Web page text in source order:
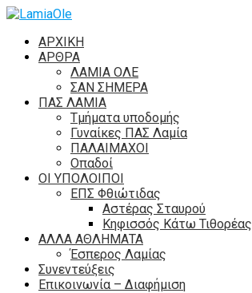
ΑΡΧΙΚΗ
ΑΡΘΡΑ
ΛΑΜΙΑ ΟΛΕ
ΣΑΝ ΣΗΜΕΡΑ
ΠΑΣ ΛΑΜΙΑ
Τμήματα υποδομής
Γυναίκες ΠΑΣ Λαμία
ΠΑΛΑΙΜΑΧΟΙ
Οπαδοί
ΟΙ ΥΠΟΛΟΙΠΟΙ
ΕΠΣ Φθιώτιδας
Αστέρας Σταυρού
Κηφισσός Κάτω Τιθορέας
ΑΛΛΑ ΑΘΛΗΜΑΤΑ
Έσπερος Λαμίας
Συνεντεύξεις
Επικοινωνία – Διαφήμιση